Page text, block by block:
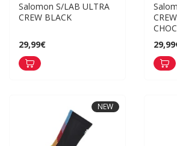
Salomon S/LAB ULTRA
CREW BLACK
29,99€
NEW